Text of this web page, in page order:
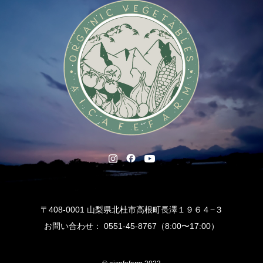
〒408-0001 山梨県北杜市高根町長澤１９６４−３
お問い合わせ： 0551-45-8767（8:00〜17:00）